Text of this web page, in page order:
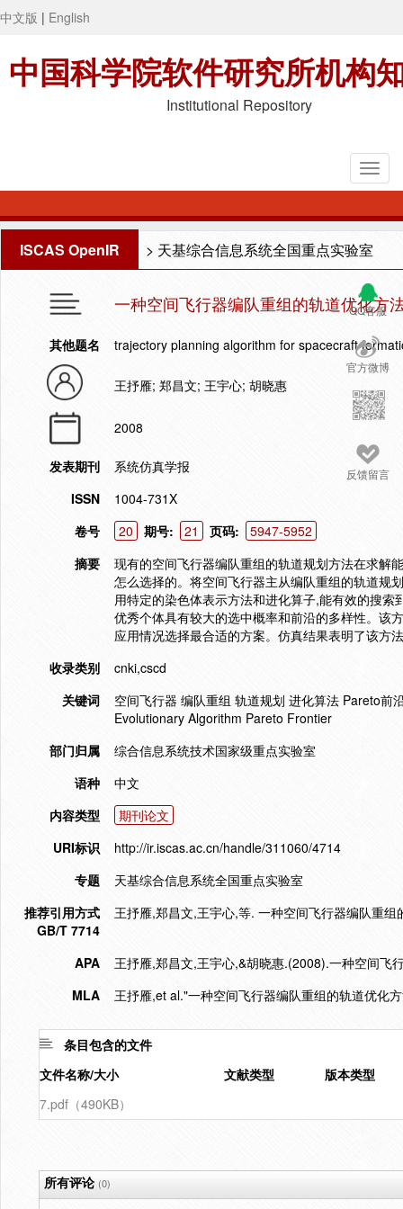
中文版 | English
中国科学院软件研究所机构
Institutional Repository
ISCAS OpenIR > 天基综合信息系统全国重点实验室
QQ客服
官方微博
反馈留言
一种空间飞行器编队重组的轨道优化方
其他题名 trajectory planning algorithm for spacecraft
王抒雁; 郑昌文; 王宇心; 胡晓惠
2008
发表期刊
系统仿真学报
ISSN
1004-731X
卷号
20 期号: 21 页码:
5947-5952
摘要
现有的空间飞行器编队重组的轨道规划方法在求解
怎么选择的。将空间飞行器主从编队重组的轨道规
用特定的染色体表示方法和进化算子,能有效的搜
优秀个体具有较大的选中概率和前沿的多样性。该
应用情况选择最合适的方案。仿真结果表明了该方
收录类别
cnki,cscd
关键词
空间飞行器 编队重组 轨道规划 进化算法 Pareto
Evolutionary Algorithm Pareto Frontier
部门归属
综合信息系统技术国家级重点实验室
语种
中文
内容类型
期刊论文
URI标识
http://ir.iscas.ac.cn/handle/311060/4714
专题
天基综合信息系统全国重点实验室
推荐引用方式
GB/T 7714
王抒雁,郑昌文,王宇心,等. 一种空间飞行器编队重
APA
王抒雁,郑昌文,王宇心,&胡晓惠.(2008).一种空间飞
MLA
王抒雁,et al."一种空间飞行器编队重组的轨道优化
条目包含的文件
文件名称/大小
文献类型
版本类型
7.pdf（490KB）
所有评论(0)